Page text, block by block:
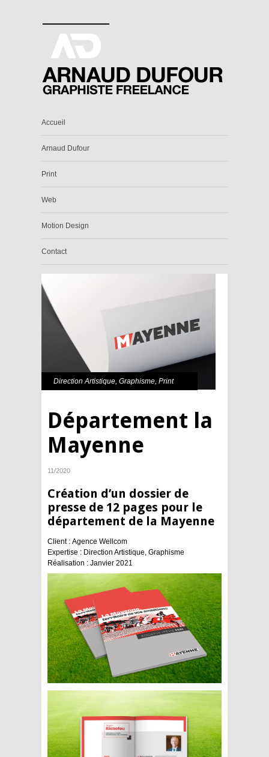
Accueil
Arnaud Dufour
Print
Web
Motion Design
Contact
Direction Artistique, Graphisme, Print
Département la
Mayenne
11/2020
Création d’un dossier de
presse de 12 pages pour le
département de la Mayenne
Client : Agence Wellcom
Expertise : Direction Artistique, Graphisme
Réalisation : Janvier 2021